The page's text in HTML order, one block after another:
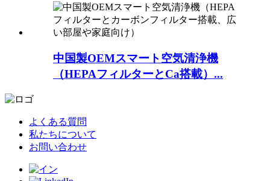
中国製OEMスマート空気清浄機
（HEPAフィルターとCa搭載）...
よくある質問
私たちについて
お問い合わせ